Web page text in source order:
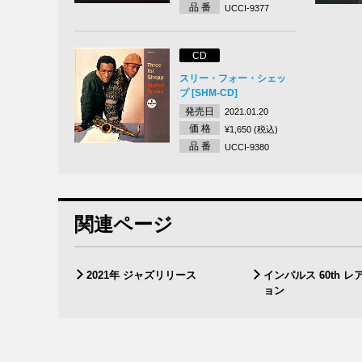
品 番 UCCI-9377
CD
スリー・フォー・シェッ
プ [SHM-CD]
発売日
2021.01.20
価 格 ¥1,650 (税込)
品 番 UCCI-9380
関連ページ
2021年 ジャズリリース
インパルス 60th レ
ョン